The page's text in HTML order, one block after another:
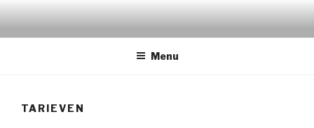
inhoud
Menu
TARIEVEN